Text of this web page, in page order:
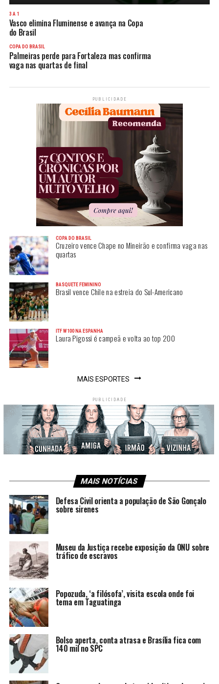
3 A 1
Vasco elimina Fluminense e avança na Copa
do Brasil
COPA DO BRASIL
Palmeiras perde para Fortaleza mas confirma
vaga nas quartas de final
PUBLICIDADE
COPA DO BRASIL
Cruzeiro vence Chape no Mineirão e confirma vaga nas
quartas
BASQUETE FEMININO
Brasil vence Chile na estreia do Sul-Americano
ITF W100 NA ESPANHA
Laura Pigossi é campeã e volta ao top 200
MAIS ESPORTES
PUBLICIDADE
MAIS NOTÍCIAS
Defesa Civil orienta a população de São Gonçalo
sobre sirenes
Museu da Justiça recebe exposição da ONU sobre
tráfico de escravos
Popozuda, ‘a filósofa’, visita escola onde foi
tema em Taguatinga
Bolso aperta, conta atrasa e Brasília fica com
140 mil no SPC